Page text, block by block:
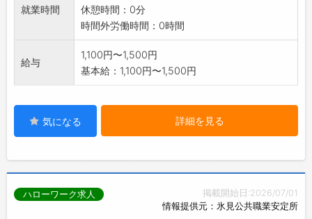
就業時間
休憩時間：0分
時間外労働時間：0時間
給与
1,100円〜1,500円
基本給：1,100円〜1,500円
気になる 詳細を見る
掲載開始日:2026/07/01
情報提供元：氷見公共職業安定所
ハローワーク求人